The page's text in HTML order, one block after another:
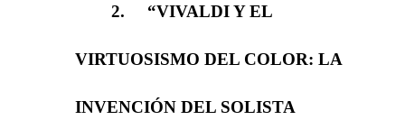
2. “VIVALDI Y EL
VIRTUOSISMO DEL COLOR: LA
INVENCIÓN DEL SOLISTA